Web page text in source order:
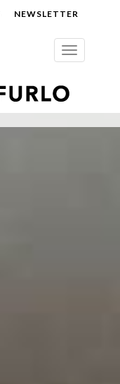
NEWSLETTER